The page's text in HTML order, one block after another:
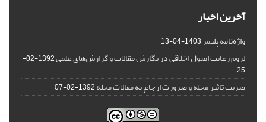
آخرین اخبار
واژه‌نامه پلیمر1403-04-13
لزوم رعایت اصول اخلاقی در نگارش مقالات و گزارش‌‌های علمی
1392-02-
25
ضریب تاثیر مجله و ضرورت ارجاع به مقالات مجله1392-02-07